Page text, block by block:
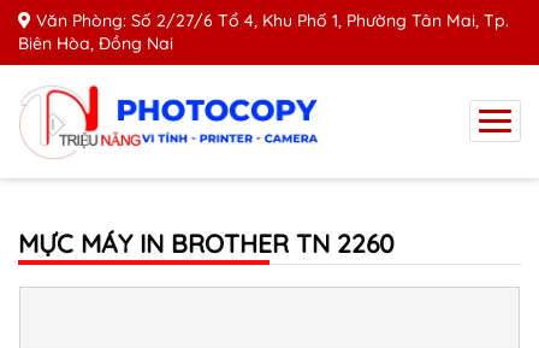
Văn Phòng: Số 2/27/6 Tổ 4, Khu Phố 1, Phường Tân Mai, Tp.
Biên Hòa, Đồng Nai
MỰC MÁY IN BROTHER TN 2260